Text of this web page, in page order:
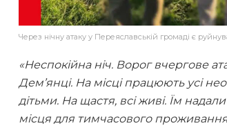
Через нічну атаку у Переяславській громаді є
«Неспокійна ніч. Ворог вчергове
Дем’янці. На місці працюють усі
дітьми. На щастя, всі живі. Їм
місця для тимчасового